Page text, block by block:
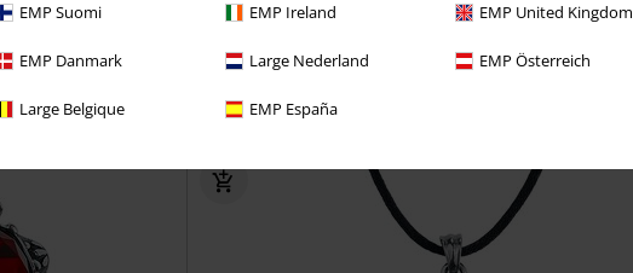
EMP Suomi EMP Ireland EMP United Kingdom
EMP Danmark Large Nederland EMP Österreich
Large Belgique EMP España
CLUB.